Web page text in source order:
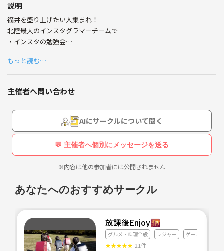
🎥Mavic3cine
dji fpv
dji avata2
🎥Eosc70
説明
福井を盛り上げたい人集まれ！
北陸最大のインスタグラマーチームで
・インスタの勉強会
・写真の撮りかた
・カメラの使い方
教えます(^ー^)
もっと読む…
主催者へ問い合わせ
AIにサークルについて聞く
💬 主催者へ個別にメッセージを送る
※内容は他の参加者には公開されません
あなたへのおすすめサークル
放課後Enjoy🌇
グルメ・料理全般 レジャー ゲーム
★★★★★ 21件